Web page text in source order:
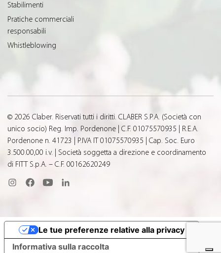
Stabilimenti
Pratiche commerciali
responsabili
Whistleblowing
© 2026 Claber. Riservati tutti i diritti. CLABER S.P.A. (Società con
unico socio) Reg. Imp. Pordenone | C.F. 01075570935 | R.E.A.
Pordenone n. 41723 | P.IVA IT 01075570935 | Cap. Soc. Euro
3.500.00,00 i.v. | Società soggetta a direzione e coordinamento
di FITT S.p.A. – C.F. 00162620249
Informativa sulla raccolta
Le tue preferenze relative alla privacy